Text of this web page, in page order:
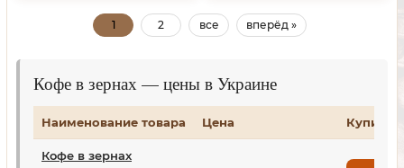
1 2 все вперёд »
Кофе в зернах — цены в Украине
Наименование товара Цена Купить
Кофе в зернах